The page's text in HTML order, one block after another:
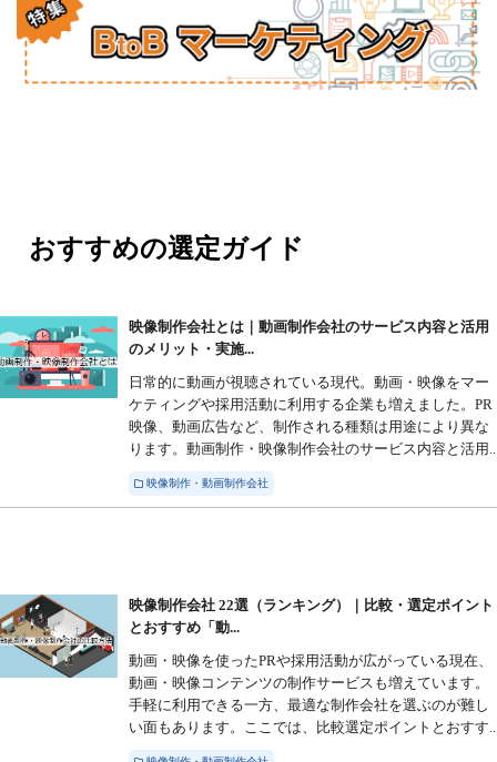
おすすめの選定ガイド
映像制作会社とは｜動画制作会社のサービス内容と活用
のメリット・実施...
日常的に動画が視聴されている現代。動画・映像をマー
ケティングや採用活動に利用する企業も増えました。PR
映像、動画広告など、制作される種類は用途により異な
ります。動画制作・映像制作会社のサービス内容と活用
映像制作・動画制作会社
映像制作会社 22選（ランキング）｜比較・選定ポイント
とおすすめ「動...
動画・映像を使ったPRや採用活動が広がっている現在、
動画・映像コンテンツの制作サービスも増えています。
手軽に利用できる一方、最適な制作会社を選ぶのが難し
い面もあります。ここでは、比較選定ポイントとおすす